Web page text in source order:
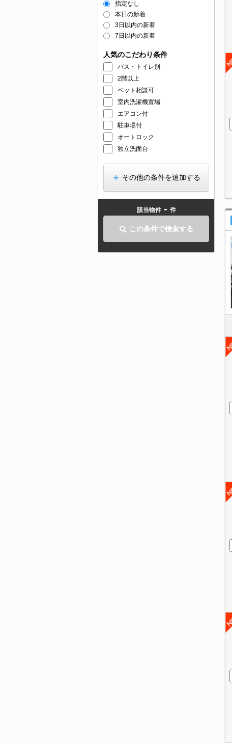
指定なし
本日の新着
3日以内の新着
7日以内の新着
人気のこだわり条件
バス・トイレ別
2階以上
ペット相談可
室内洗濯機置場
エアコン付
駐車場付
オートロック
独立洗面台
その他の条件を追加する
該当物件 - 件
この条件で検索する